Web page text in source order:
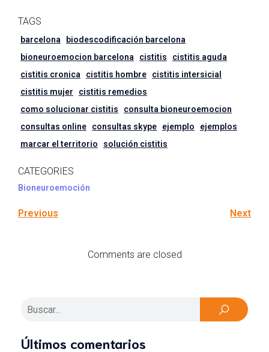
TAGS
barcelona
biodescodificación barcelona
bioneuroemocion barcelona
cistitis
cistitis aguda
cistitis cronica
cistitis hombre
cistitis intersicial
cistitis mujer
cistitis remedios
como solucionar cistitis
consulta bioneuroemocion
consultas online
consultas skype ejemplo
ejemplos
marcar el territorio
solución cistitis
CATEGORIES
Bioneuroemoción
Previous Next
Comments are closed
Últimos comentarios